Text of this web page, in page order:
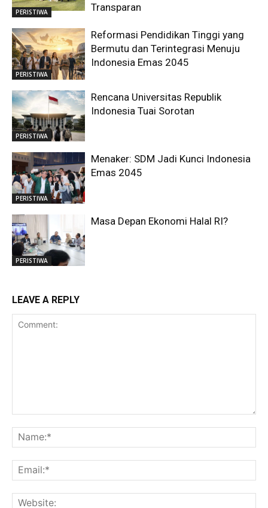
PERISTIWA
Transparan
PERISTIWA
Reformasi Pendidikan Tinggi yang
Bermutu dan Terintegrasi Menuju
Indonesia Emas 2045
PERISTIWA
Rencana Universitas Republik
Indonesia Tuai Sorotan
PERISTIWA
Menaker: SDM Jadi Kunci Indonesia
Emas 2045
PERISTIWA
Masa Depan Ekonomi Halal RI?
LEAVE A REPLY